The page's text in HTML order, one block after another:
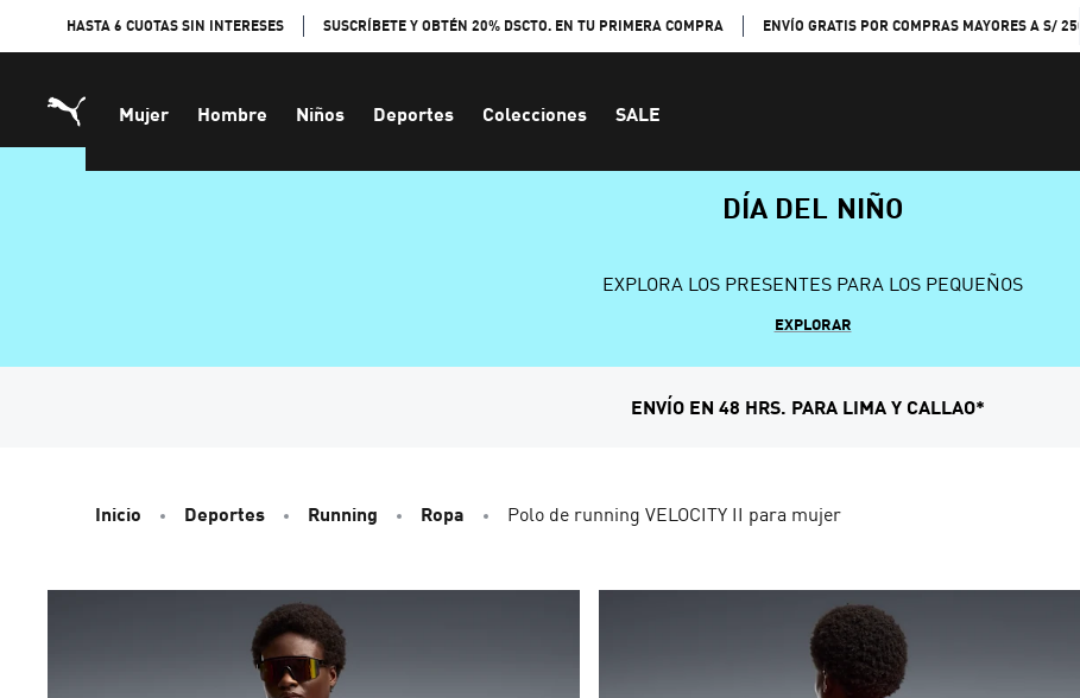
HASTA 6 CUOTAS SIN INTERESES SUSCRÍBETE Y OBTÉN 20% DSCTO. EN TU PRIMERA COMPRA ENVÍO GRATIS POR COMPRAS MAYORES A S/ 250
Mujer Hombre Niños Deportes Colecciones SALE
DÍA DEL NIÑO
EXPLORA LOS PRESENTES PARA LOS PEQUEÑOS
EXPLORAR
ENVÍO EN 48 HRS. PARA LIMA Y CALLAO*
Inicio Deportes Running Ropa Polo de running VELOCITY II para mujer